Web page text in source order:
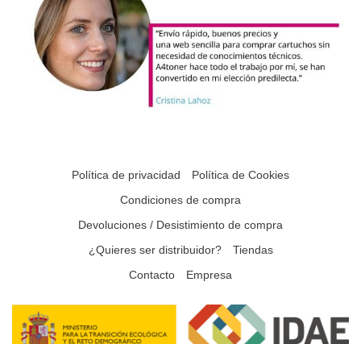
Política de privacidad
Política de Cookies
Condiciones de compra
Devoluciones / Desistimiento de compra
¿Quieres ser distribuidor?
Tiendas
Contacto
Empresa